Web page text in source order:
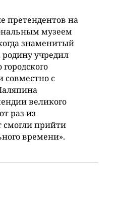
претендентов на
музеем
знаменитый
учредил
совместно с
великого
раз из
прийти
времени».